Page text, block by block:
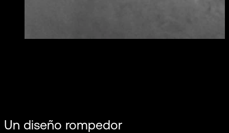
Un diseño rompedor